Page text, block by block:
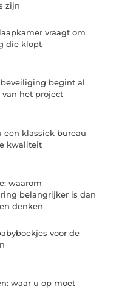
zijn
vraagt om
die klopt
begint al
van het project
een klassiek bureau
kwaliteit
waarom
belangrijker is dan
denken
voor de
waar u op moet